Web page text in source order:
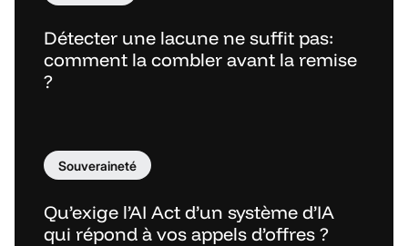
Détecter une lacune ne suffit pas:
comment la combler avant la remise
?
Souveraineté
Qu’exige l’AI Act d’un système d’IA
qui répond à vos appels d’offres ?